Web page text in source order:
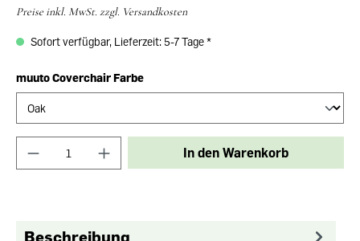
Preise inkl. MwSt. zzgl. Versandkosten
Sofort verfügbar, Lieferzeit: 5-7 Tage
muuto Coverchair Farbe
In den Warenkorb
Beschreibung